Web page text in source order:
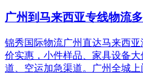
广州到马来西亚专线物流
锦秀国际物流广州直达马来西
价实惠，小件样品、家具设备
道、空运加急渠道。广州全城